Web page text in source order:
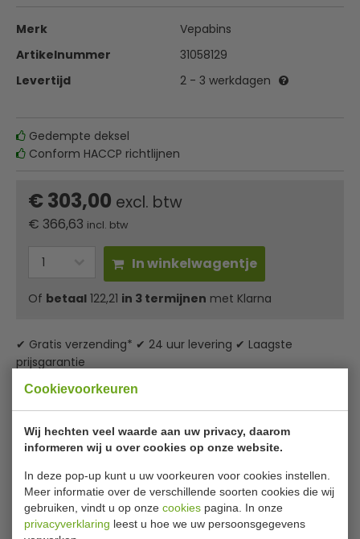
Cookievoorkeuren
Wij hechten veel waarde aan uw privacy, daarom
informeren wij u over cookies op onze website.
In deze pop-up kunt u uw voorkeuren voor cookies instellen.
Meer informatie over de verschillende soorten cookies die wij
gebruiken, vindt u op onze cookies pagina. In onze
privacyverklaring leest u hoe we uw persoonsgegevens
Merk
Vepabins
Artikelnummer
31058129
Levertijd
2 - 3 werkdagen
Gedempte deksel
Conform HACCP richtlijnen
€ 303,00 excl. btw
€ 366,63 incl. btw
In winkelwagentje
Of betaal 122,21 in 3 termijnen met Klarna
✔ Gratis verzending* ✔ 24 uur levering ✔ Laagste
prijsgarantie
Vepabins VB 058129 industriele
pedaalemmer inhoud 90 liter
professioneel en industrieel gebruik. Voorzien van
gedempt deksel en zakhouder. De pedaalemmer staat op
pootjes en is conform HACCP